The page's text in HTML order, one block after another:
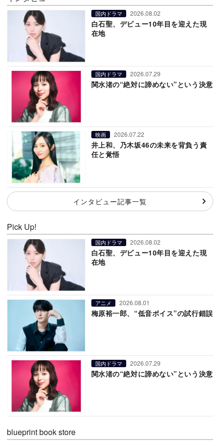
国内ドラマ 2026.08.02
白石聖、デビュー10年目を迎えた現
在地
国内ドラマ 2026.07.29
関水渚の“絶対に諦めない”という決意
映画 2026.07.22
井上和、乃木坂46の未来を背負う責
任と覚悟
インタビュー記事一覧
Pick Up!
国内ドラマ 2026.08.02
白石聖、デビュー10年目を迎えた現
在地
アニメ 2026.08.01
梅原裕一郎、“低音ボイス”の試行錯誤
国内ドラマ 2026.07.29
関水渚の“絶対に諦めない”という決意
blueprint book store